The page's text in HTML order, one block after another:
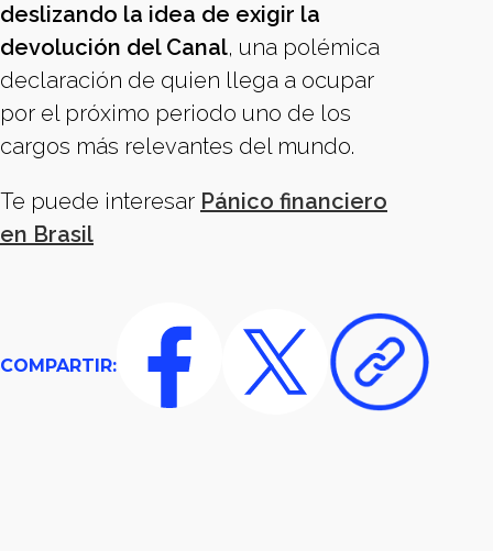
deslizando la idea de exigir la
devolución del Canal, una polémica
declaración de quien llega a ocupar
por el próximo periodo uno de los
cargos más relevantes del mundo.
Te puede interesar Pánico financiero
en Brasil
COMPARTIR: